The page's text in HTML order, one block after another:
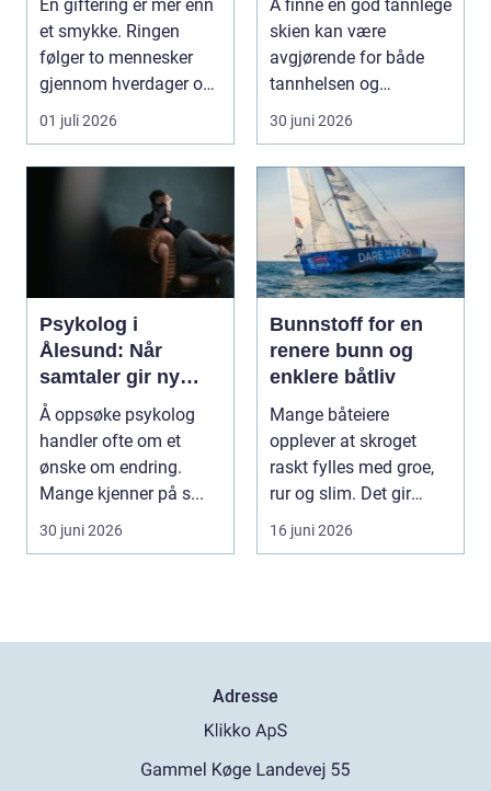
En giftering er mer enn
et smykke. Ringen
følger to mennesker
gjennom hverdager og
milepæler, og får...
01 juli 2026
Å finne en god tannlege
skien kan være
avgjørende for både
tannhelsen og
hverdagsmestringen.
30 juni 2026
Psykolog i
Ålesund: Når
samtaler gir ny
retning i
hverdagen
Å oppsøke psykolog
handler ofte om et
ønske om endring.
Mange kjenner på s...
30 juni 2026
Bunnstoff for en
renere bunn og
enklere båtliv
Mange båteiere
opplever at skroget
raskt fylles med groe,
rur og slim. Det gir
tregere båt, høyere d...
16 juni 2026
Adresse